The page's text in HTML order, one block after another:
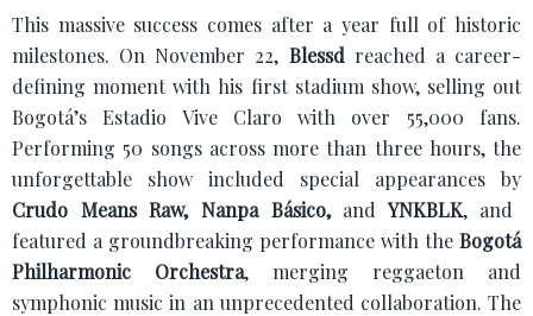
This massive success comes after a year full of historic
milestones. On November 22, Blessd reached a career-
defining moment with his first stadium show, selling out
Bogotá’s Estadio Vive Claro with over 55,000 fans.
Performing 50 songs across more than three hours, the
unforgettable show included special appearances by
Crudo Means Raw, Nanpa Básico, and YNKBLK, and
featured a groundbreaking performance with the Bogotá
Philharmonic Orchestra, merging reggaeton and
symphonic music in an unprecedented collaboration. The